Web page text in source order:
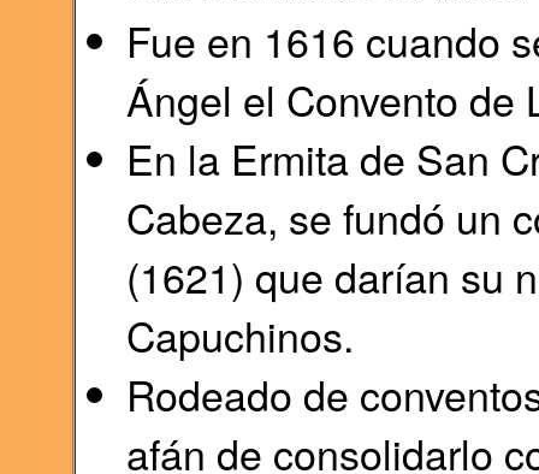
Fue en 1616 cuando
Ángel el Convento de
En la Ermita de San
Cabeza, se fundó un
(1621) que darían su
Capuchinos.
Rodeado de
afán de consolidarlo